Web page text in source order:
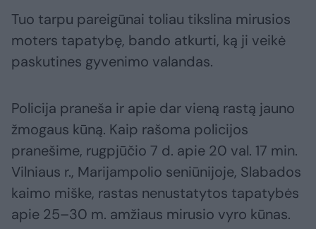
Tuo tarpu pareigūnai toliau tikslina mirusios
moters tapatybę, bando atkurti, ką ji veikė
paskutines gyvenimo valandas.
Policija praneša ir apie dar vieną rastą jauno
žmogaus kūną. Kaip rašoma policijos
pranešime, rugpjūčio 7 d. apie 20 val. 17 min.
Vilniaus r., Marijampolio seniūnijoje, Slabados
kaimo miške, rastas nenustatytos tapatybės
apie 25–30 m. amžiaus mirusio vyro kūnas.